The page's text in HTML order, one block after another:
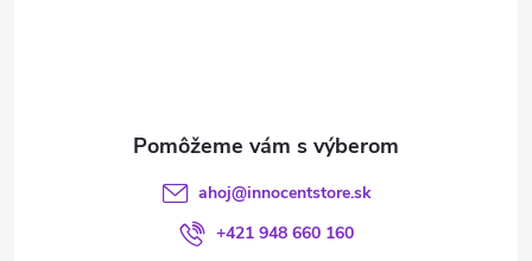
ahoj@innocentstore.sk
+421 948 660 160